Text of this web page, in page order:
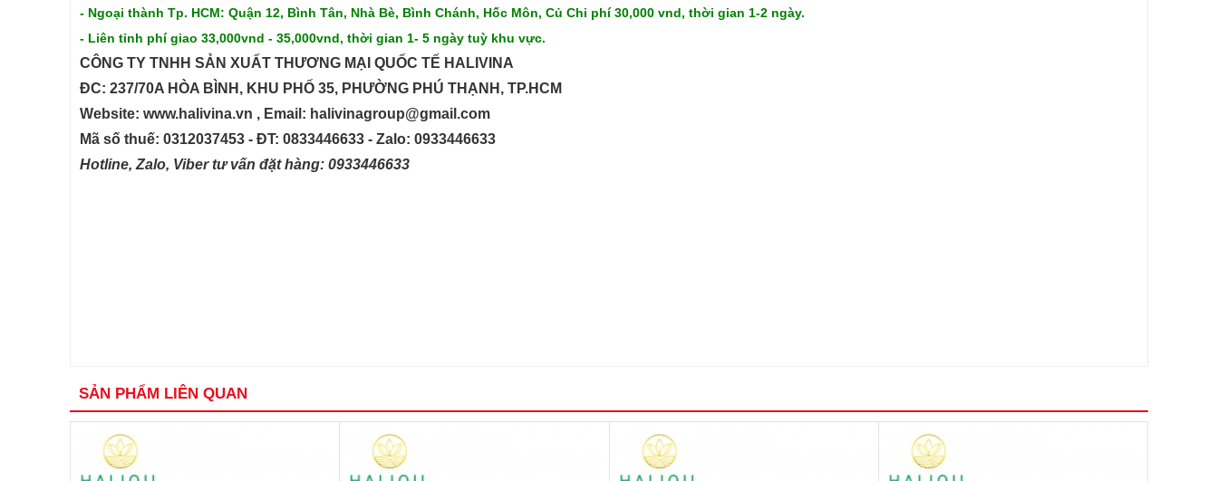
- Ngoại thành Tp. HCM: Quận 12, Bình Tân, Nhà Bè, Bình Chánh, Hốc Môn, Củ Chi phí 30,000 vnd, thời gian 1-2 ngày.
- Liên tỉnh phí giao 33,000vnd - 35,000vnd, thời gian 1- 5 ngày tuỳ khu vực.
CÔNG TY TNHH SẢN XUẤT THƯƠNG MẠI QUỐC TẾ HALIVINA
ĐC: 237/70A HÒA BÌNH, KHU PHỐ 35, PHƯỜNG PHÚ THẠNH, TP.HCM
Website: www.halivina.vn , Email: halivinagroup@gmail.com
Mã số thuế: 0312037453 - ĐT: 0833446633 - Zalo: 0933446633
Hotline, Zalo, Viber tư vấn đặt hàng: 0933446633
SẢN PHẨM LIÊN QUAN